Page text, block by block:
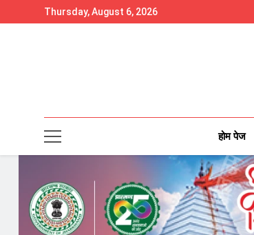
to
Thursday, August 6, 2026
होम पेज